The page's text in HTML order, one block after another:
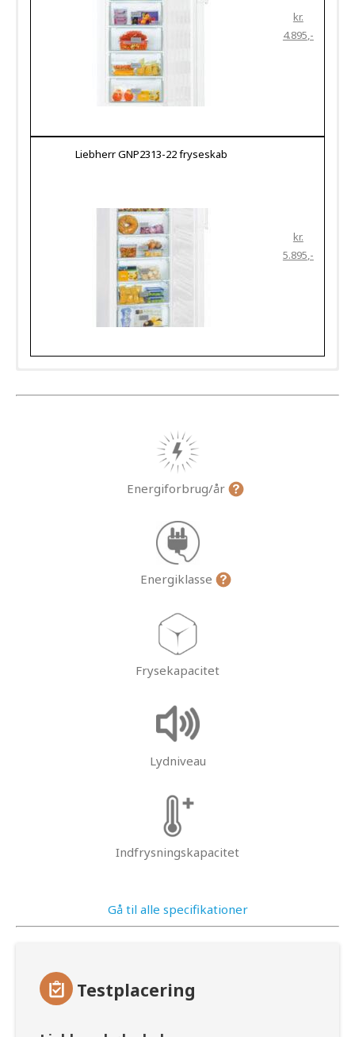
kr.
4.895
Liebherr GNP2313-22 fryseskab
kr.
5.895
Energiforbrug/år
Energiklasse
Frysekapacitet
Lydniveau
Indfrysningskapacitet
Gå til alle specifikationer
Testplacering